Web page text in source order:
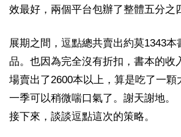
效最好，兩個平台包辦了整體五分之
展期之間，逗點總共賣出約莫1343本
品。也因為完全沒有折扣，書本的收
場賣出了2600本以上，算是吃了一顆
一季可以稍微喘口氣了。謝天謝地。
接下來，談談逗點這次的策略。